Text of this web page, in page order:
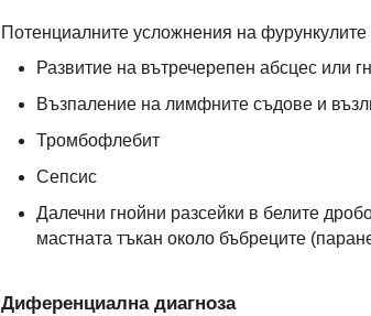
Потенциалните усложнения на фурункулите
Развитие на вътречерепен абсцес или
Възпаление на лимфните съдове и
Тромбофлебит
Сепсис
Далечни гнойни разсейки в белите
мастната тъкан около бъбреците
Диференциална диагноза